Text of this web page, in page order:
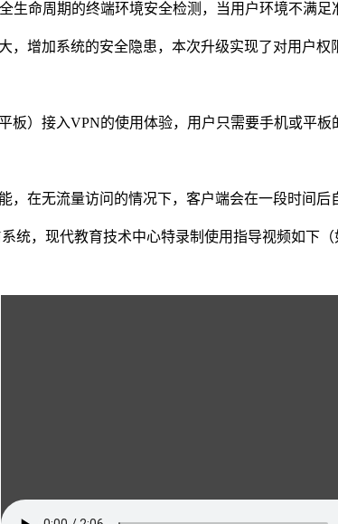
生命周期的终端环境安全检测，当用户环境不满足
，增加系统的安全隐患，本次升级实现了对用户权
板）接入VPN的使用体验，用户只需要手机或平
，在无流量访问的情况下，客户端会在一段时间后
统，现代教育技术中心特录制使用指导视频如下